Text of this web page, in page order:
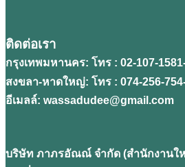
บริษัท ภาภรอัณณ์ จํากัด (สํานักงานใ
ติดต่อเรา
กรุงเทพมหานคร: โทร : 02-107-
สงขลา-หาดใหญ่: โทร : 074-256-
อีเมลล์: wassadudee@gmail.com